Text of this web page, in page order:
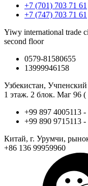
+7 (701) 703 71 61
+7 (747) 703 71 61
Yiwy international trade
second floor
0579-81580655
13999946158
Узбекистан,
1 этаж. 2 блок. Маг 96 (
+99 897 4005113
+99 890 9715113
Китай, г. Урумчи,
+86 136 99959960